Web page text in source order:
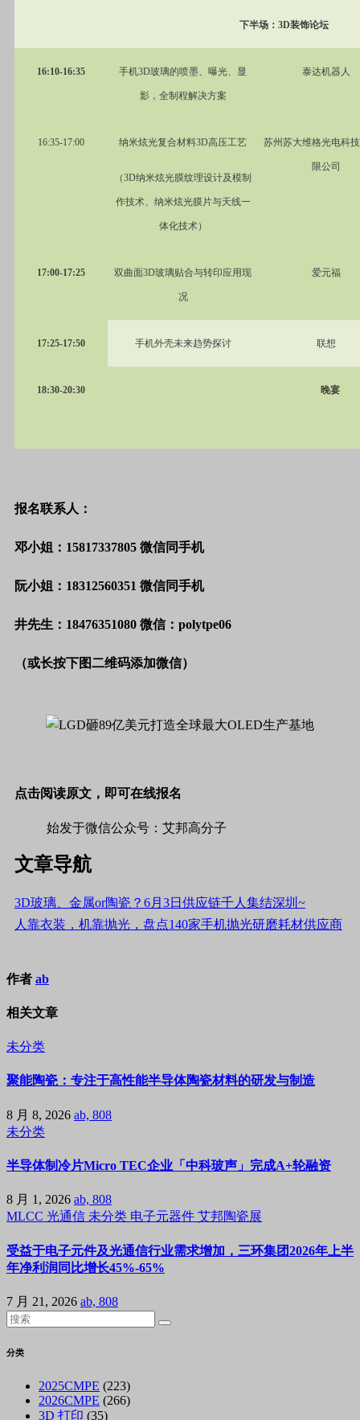
下半场：3D装饰论坛
16:10-16:35 手机3D玻璃的喷墨、曝光、显
影，全制程解决方案
泰达机器人
16:35-17:00 纳米炫光复合材料3D高压工艺
（3D纳米炫光膜纹理设计及模制
作技术、纳米炫光膜片与天线一
体化技术）
苏州苏大维格光电科
限公司
17:00-17:25 双曲面3D玻璃贴合与转印应用现
况
爱元福
17:25-17:50 手机外壳未来趋势探讨 联想
18:30-20:30 晚宴
报名联系人：
邓小姐：15817337805 微信同手机
阮小姐：18312560351 微信同手机
井先生：18476351080 微信：polytpe06
（或长按下图二维码添加微信）
点击阅读原文，即可在线报名
始发于微信公众号：艾邦高分子
文章导航
3D玻璃、金属or陶瓷？6月3日供应链千人集结深圳~
人靠衣装，机靠抛光，盘点140家手机抛光研磨耗材供应商
作者 ab
相关文章
未分类
聚能陶瓷：专注于高性能半导体陶瓷材料的研发与制造
8 月 8, 2026 ab, 808
未分类
半导体制冷片Micro TEC企业「中科玻声」完成A+轮融资
8 月 1, 2026 ab, 808
MLCC 光通信 未分类 电子元器件 艾邦陶瓷展
受益于电子元件及光通信行业需求增加，三环集团2026年上半
年净利润同比增长45%-65%
7 月 21, 2026 ab, 808
分类
2025CMPE (223)
2026CMPE (266)
3D 打印 (35)